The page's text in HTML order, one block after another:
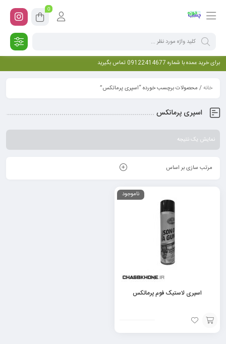
0
برای خرید عمده با شماره 09122414677 تماس بگیرید
خانه/ محصولات برچسب خورده “اسپری پرماتکس”
اسپری پرماتکس
نمایش یک نتیجه
مرتب سازی بر اساس
ناموجود
اسپری لاستیک فوم پرماتکس
افزودن